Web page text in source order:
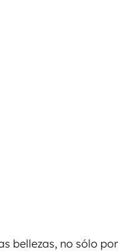
bellezas, no sólo por